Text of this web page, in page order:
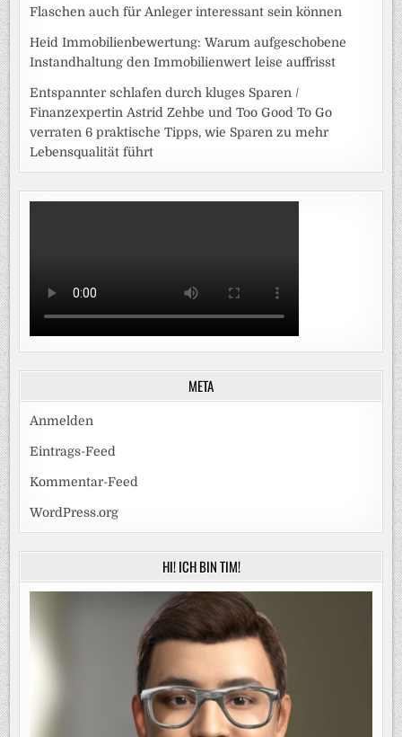
Flaschen auch für Anleger interessant sein können
Heid Immobilienbewertung: Warum aufgeschobene
Instandhaltung den Immobilienwert leise auffrisst
Entspannter schlafen durch kluges Sparen /
Finanzexpertin Astrid Zehbe und Too Good To Go
verraten 6 praktische Tipps, wie Sparen zu mehr
Lebensqualität führt
META
Anmelden
Eintrags-Feed
Kommentar-Feed
WordPress.org
HI! ICH BIN TIM!